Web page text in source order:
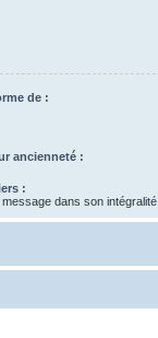
de :
ancienneté :
:
dans son intégralité.